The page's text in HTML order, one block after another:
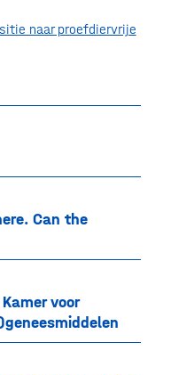
naar proefdiervrije
Can the
voor